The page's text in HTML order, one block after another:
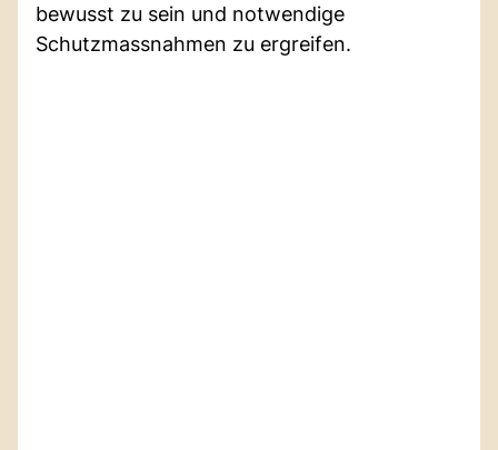
bewusst zu sein und notwendige
Schutzmassnahmen zu ergreifen.